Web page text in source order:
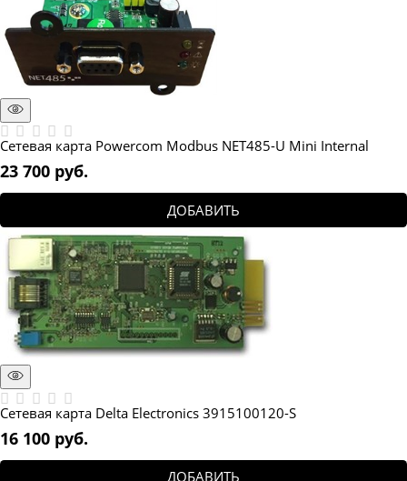
Сетевая карта Powercom Modbus NET485-U Mini Internal
23 700 руб.
ДОБАВИТЬ
Сетевая карта Delta Electronics 3915100120-S
16 100 руб.
ДОБАВИТЬ